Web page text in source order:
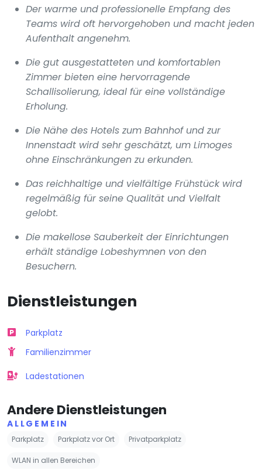
Der warme und professionelle Empfang des
Teams wird oft hervorgehoben und macht jeden
Aufenthalt angenehm.
Die gut ausgestatteten und komfortablen
Zimmer bieten eine hervorragende
Schallisolierung, ideal für eine vollständige
Erholung.
Die Nähe des Hotels zum Bahnhof und zur
Innenstadt wird sehr geschätzt, um Limoges
ohne Einschränkungen zu erkunden.
Das reichhaltige und vielfältige Frühstück wird
regelmäßig für seine Qualität und Vielfalt
gelobt.
Die makellose Sauberkeit der Einrichtungen
erhält ständige Lobeshymnen von den
Besuchern.
Dienstleistungen
Parkplatz
Familienzimmer
Ladestationen
Andere Dienstleistungen
ALLGEMEIN
Parkplatz Parkplatz vor Ort Privatparkplatz
WLAN in allen Bereichen